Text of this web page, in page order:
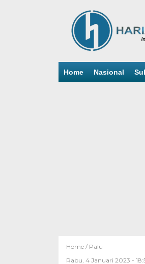
Home Nasional
Home / Palu
Rabu, 4 Januari 2023 -